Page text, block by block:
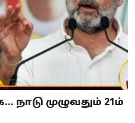
நாடு முழுவதும் 21ம்